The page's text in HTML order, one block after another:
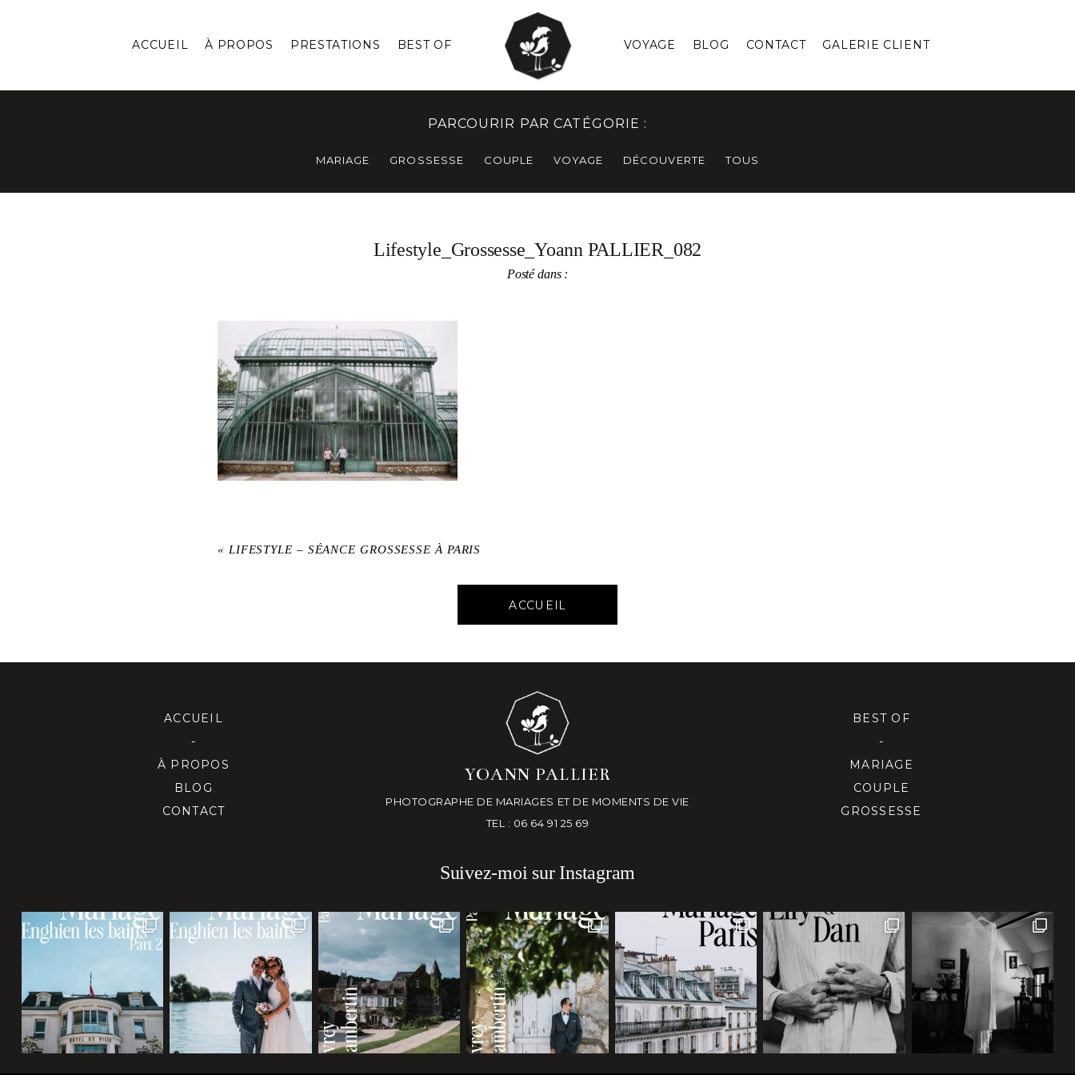
ACCUEIL À PROPOS PRESTATIONS BEST OF VOYAGE BLOG CONTACT GALERIE CLIENT
PARCOURIR PAR CATÉGORIE :
MARIAGE GROSSESSE COUPLE VOYAGE DÉCOUVERTE TOUS
Lifestyle_Grossesse_Yoann PALLIER_082
Posté dans :
« LIFESTYLE – SÉANCE GROSSESSE À PARIS
ACCUEIL
ACCUEIL
-
À PROPOS
BLOG
CONTACT
YOANN PALLIER
PHOTOGRAPHE DE MARIAGES ET DE MOMENTS DE VIE
TEL : 06 64 91 25 69
BEST OF
-
MARIAGE
COUPLE
GROSSESSE
Suivez-moi sur Instagram